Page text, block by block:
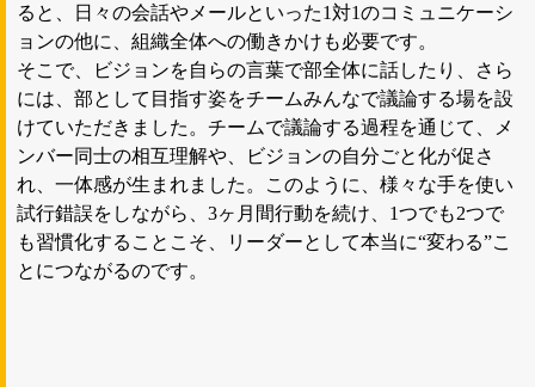
ると、日々の会話やメールといった1対1のコミュニケーシ
ョンの他に、組織全体への働きかけも必要です。
そこで、ビジョンを自らの言葉で部全体に話したり、さら
には、部として目指す姿をチームみんなで議論する場を設
けていただきました。チームで議論する過程を通じて、メ
ンバー同士の相互理解や、ビジョンの自分ごと化が促さ
れ、一体感が生まれました。このように、様々な手を使い
試行錯誤をしながら、3ヶ月間行動を続け、1つでも2つで
も習慣化することこそ、リーダーとして本当に“変わる”こ
とにつながるのです。